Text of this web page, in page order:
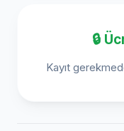
🔒
Kayıt